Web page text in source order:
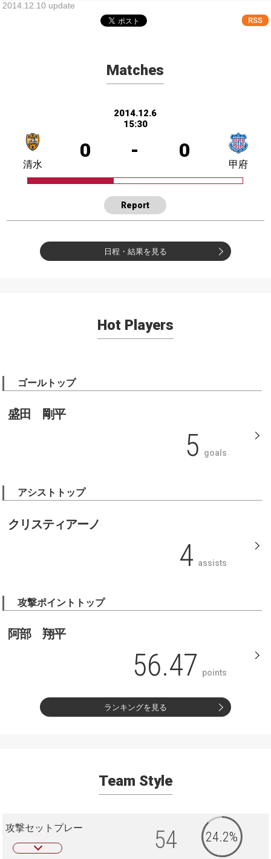
2014.12.10 update
RSS
Matches
2014.12.6
15:30
0 - 0
清水 甲府
Report
日程・結果を見る
Hot Players
ゴールトップ
盛田 剛平
5 goals
アシストトップ
クリスティアーノ
4 assists
攻撃ポイントトップ
阿部 翔平
56.47 points
ランキングを見る
Team Style
攻撃セットプレー 54 24.2%